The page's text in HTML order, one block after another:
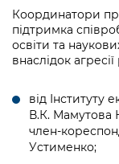
Координатори
підтримка
освіти та
внаслідок
від Інституту
В.К. Мамутова
член-
Уcтименко;